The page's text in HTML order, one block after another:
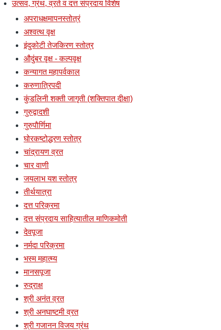
उत्सव, ग्रंथ, व्रते व दत्त संप्रदाय विशेष
अपराधक्षमापनस्तोत्रं
अश्वत्थ वृक्ष
इंदुकोटी तेजकिरण स्तोत्र
औदुंबर वृक्ष - कल्पवृक्ष
कन्यागत महापर्वकाल
करुणात्रिपदी
कुंडलिनी शक्ती जागृती (शक्तिपात दीक्षा)
गुरुद्वादशी
गुरुपौर्णिमा
घोरकष्टोद्धरण स्तोत्र
चांद्रायण व्रत
चार वाणी
जयलाभ यश स्तोत्र
तीर्थयात्रा
दत्त परिक्रमा
दत्त संप्रदाय साहित्यातील माणिकमोती
देवपूजा
नर्मदा परिक्रमा
भस्म महात्म्य
मानसपूजा
रुद्राक्ष
श्री अनंत व्रत
श्री अनघाष्टमी व्रत
श्री गजानन विजय ग्रंथ